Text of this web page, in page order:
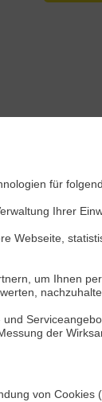
für
Ihrer
Webseite,
um Ihnen
der
von Cookies